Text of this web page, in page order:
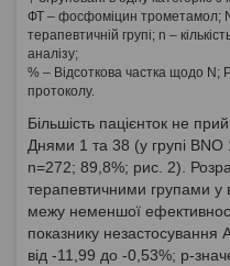
ФТ – фосфоміцин трометамол; N
терапевтичній групі; n –
аналізу;
% – Відсоткова частка щодо N;
протоколу.
Більшість пацієнток не
Днями 1 та 38 (у групі
n=272; 89,8%; рис. 2).
терапевтичними групами у
межу неменшої
показнику
від -11,99 до -0,53%; p-